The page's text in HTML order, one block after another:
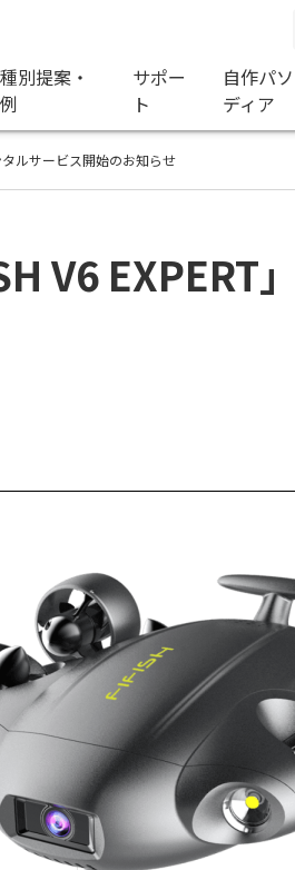
別提案・
サポー
ト
自作パ
ディア
ルサービス開始のお知らせ
V6 EXPERT